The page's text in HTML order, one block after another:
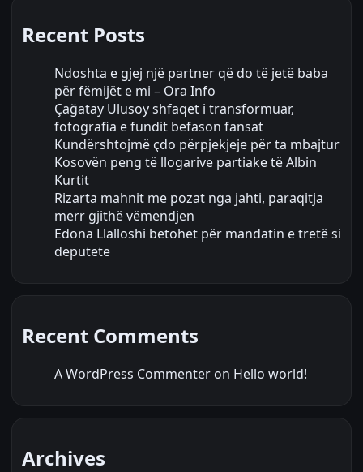
Recent Posts
Ndoshta e gjej një partner që do të jetë baba
për fëmijët e mi – Ora Info
Çağatay Ulusoy shfaqet i transformuar,
fotografia e fundit befason fansat
Kundërshtojmë çdo përpjekjeje për ta mbajtur
Kosovën peng të llogarive partiake të Albin
Kurtit
Rizarta mahnit me pozat nga jahti, paraqitja
merr gjithë vëmendjen
Edona Llalloshi betohet për mandatin e tretë si
deputete
Recent Comments
A WordPress Commenter on Hello world!
Archives